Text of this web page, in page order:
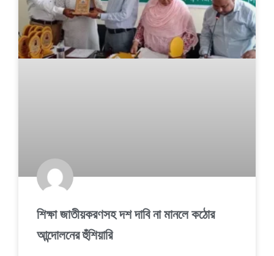
শিক্ষা জাতীয়করণসহ দশ দাবি না মানলে কঠোর
আন্দোলনের হুঁশিয়ারি